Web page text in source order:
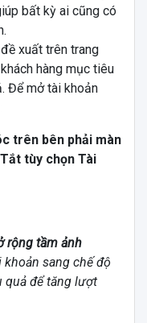
bất kỳ ai cũng có
xuất trên trang
hàng mục tiêu
Để mở tài khoản
trên bên phải màn
tùy chọn Tài
rộng tầm ảnh
khoản sang chế độ
quả để tăng lượt